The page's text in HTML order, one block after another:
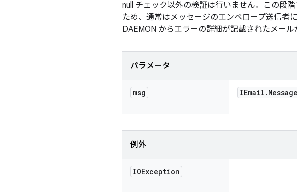
null チェック以外の検証は行いません。この段
ため、通常はメッセージのエンベロープ送信者
DAEMON からエラーの詳細が記載されたメール
パラメータ
msg IEmail . Message
例外
IOException